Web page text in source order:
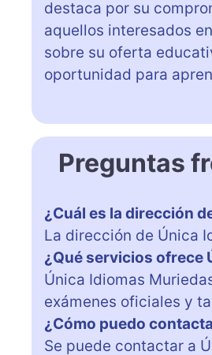
destaca por su
aquellos interesados
sobre su oferta
oportunidad para
Preguntas
¿Cuál es la dirección
La dirección de Única
¿Qué servicios ofrece
Única Idiomas
exámenes oficiales y
¿Cómo puedo
Se puede contactar a